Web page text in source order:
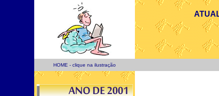
HOME - clique na ilustração